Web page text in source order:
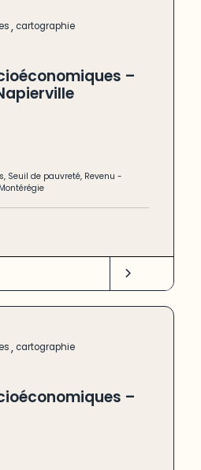
, cartographie
–
, Seuil de pauvreté, Revenu -
Montérégie
, cartographie
–